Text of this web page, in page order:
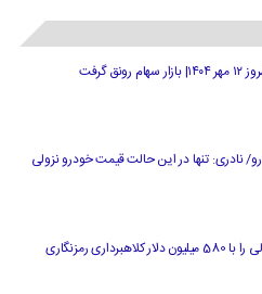
گرفت
نادری: تنها در این حالت قیمت خودرو نزولی
مقامات تایلندی ملی پرتغالی را با 580 میلیون دلار کلاهبرداری رمزنگاری